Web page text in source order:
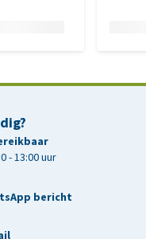
- 13:00 uur
bericht